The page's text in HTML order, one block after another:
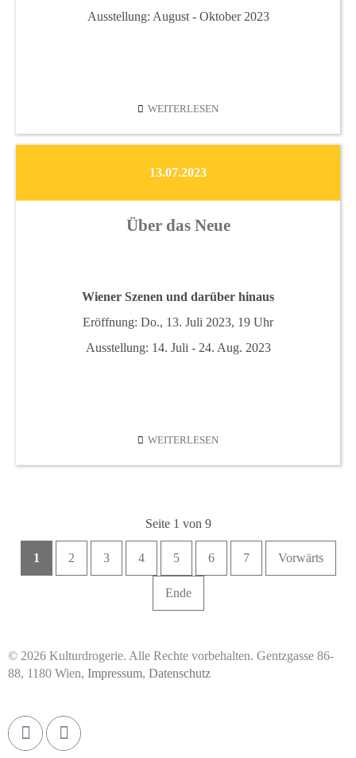
Ausstellung: August - Oktober 2023
WEITERLESENFLORA
2023
13.07.2023
Über das Neue
Wiener Szenen und darüber hinaus
Eröffnung: Do., 13. Juli 2023, 19 Uhr
Ausstellung: 14. Juli - 24. Aug. 2023
WEITERLESENÜBER
Seite 1 von 9
1 2 3 4 5 6 7 Vorwärts
Ende
© 2026 Kulturdrogerie. Alle Rechte vorbehalten. Gentzgasse 86-
88, 1180 Wien, Impressum, Datenschutz